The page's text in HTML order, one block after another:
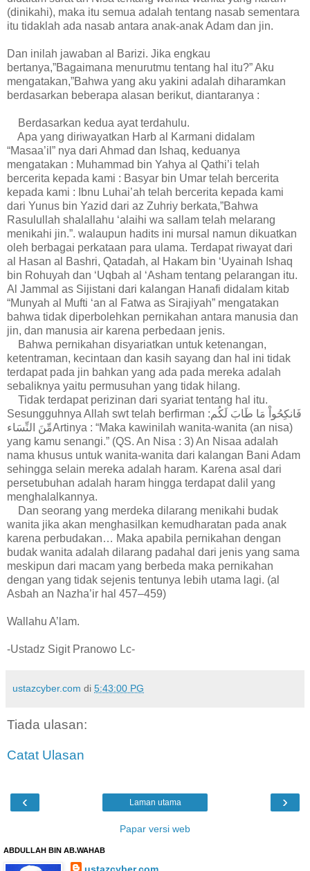
(dinikahi), maka itu semua adalah tentang nasab sementara
itu tidaklah ada nasab antara anak-anak Adam dan jin.
Dan inilah jawaban al Barizi. Jika engkau
bertanya,”Bagaimana menurutmu tentang hal itu?” Aku
mengatakan,”Bahwa yang aku yakini adalah diharamkan
berdasarkan beberapa alasan berikut, diantaranya :
Berdasarkan kedua ayat terdahulu.
Apa yang diriwayatkan Harb al Karmani didalam
“Masaa’il” nya dari Ahmad dan Ishaq, keduanya
mengatakan : Muhammad bin Yahya al Qathi’i telah
bercerita kepada kami : Basyar bin Umar telah bercerita
kepada kami : Ibnu Luhai’ah telah bercerita kepada kami
dari Yunus bin Yazid dari az Zuhriy berkata,”Bahwa
Rasulullah shalallahu ‘alaihi wa sallam telah melarang
menikahi jin.”. walaupun hadits ini mursal namun dikuatkan
oleh berbagai perkataan para ulama. Terdapat riwayat dari
al Hasan al Bashri, Qatadah, al Hakam bin ‘Uyainah Ishaq
bin Rohuyah dan ‘Uqbah al ‘Asham tentang pelarangan itu.
Al Jammal as Sijistani dari kalangan Hanafi didalam kitab
“Munyah al Mufti ‘an al Fatwa as Sirajiyah” mengatakan
bahwa tidak diperbolehkan pernikahan antara manusia dan
jin, dan manusia air karena perbedaan jenis.
Bahwa pernikahan disyariatkan untuk ketenangan,
ketentraman, kecintaan dan kasih sayang dan hal ini tidak
terdapat pada jin bahkan yang ada pada mereka adalah
sebaliknya yaitu permusuhan yang tidak hilang.
Tidak terdapat perizinan dari syariat tentang hal itu.
Sesungguhnya Allah swt telah berfirman :فَانكِحُواْ مَا طَابَ لَكُم
مِّنَ النِّسَاءArtinya : “Maka kawinilah wanita-wanita (an nisa)
yang kamu senangi.” (QS. An Nisa : 3) An Nisaa adalah
nama khusus untuk wanita-wanita dari kalangan Bani Adam
sehingga selain mereka adalah haram. Karena asal dari
persetubuhan adalah haram hingga terdapat dalil yang
menghalalkannya.
Dan seorang yang merdeka dilarang menikahi budak
wanita jika akan menghasilkan kemudharatan pada anak
karena perbudakan… Maka apabila pernikahan dengan
budak wanita adalah dilarang padahal dari jenis yang sama
meskipun dari macam yang berbeda maka pernikahan
dengan yang tidak sejenis tentunya lebih utama lagi. (al
Asbah an Nazha’ir hal 457–459)
Wallahu A’lam.
-Ustadz Sigit Pranowo Lc-
ustazcyber.com di 5:43:00 PG
Tiada ulasan:
Catat Ulasan
‹ ›
Laman utama
Papar versi web
ABDULLAH BIN AB.WAHAB